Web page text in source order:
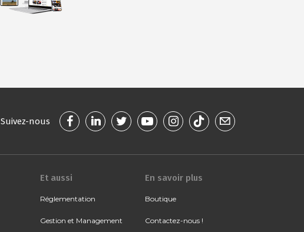
Suivez-nous
Et aussi
Réglementation
Gestion et Management
En savoir plus
Boutique
Contactez-nous !